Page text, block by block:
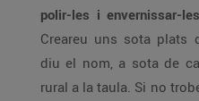
polir-les i envernissar-
Creareu uns sota plats
diu el nom, a sota de
rural a la taula. Si no